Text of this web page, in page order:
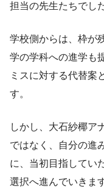
担当の先生たちでし
学校側からは、枠が
学の学科への進学も
ミスに対する代替案
す。
しかし、大石紗椰ア
ではなく、自分の進
に、当初目指してい
選択へ進んでいきま